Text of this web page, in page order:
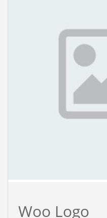
Woo Logo